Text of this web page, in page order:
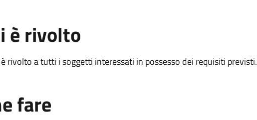
è rivolto
rivolto a tutti i soggetti interessati in possesso dei requisiti previsti.
fare